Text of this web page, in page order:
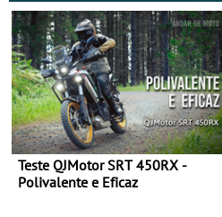
Teste QJMotor SRT 450RX -
Polivalente e Eficaz